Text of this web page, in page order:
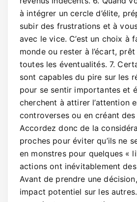
à intégrer un cercle d’élite,
subir des frustrations et à
avec le vice. C’est un choix à
monde ou rester à l’écart,
toutes les éventualités. 7.
sont capables du pire sur les
pour se sentir importantes et
cherchent à attirer l’attention
controverses ou en créant
Accordez donc de la
proches pour éviter qu’ils ne
en monstres pour quelques «
actions ont inévitablement
Avant de prendre une
impact potentiel sur les